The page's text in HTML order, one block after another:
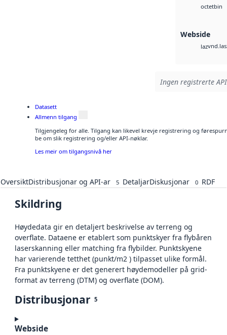
octetbin
Webside
laz
Ingen registrerte
Datasett
Allmenn tilgang
Tilgjengeleg for alle. Tilgang kan likevel krevje registrering og
be om slik registrering og/eller API-nøklar.
Les meir om tilgangsnivå her
OversiktDistribusjonar og API-ar 5 DetaljarDiskusjonar 0 RDF
Skildring
Høydedata gir en detaljert beskrivelse av terreng og
overflate. Dataene er etablert som punktskyer fra flybåren
laserskanning eller matching fra flybilder. Punktskyene
har varierende tetthet (punkt/m2 ) tilpasset ulike formål.
Fra punktskyene er det generert høydemodeller på grid-
format av terreng (DTM) og overflate (DOM).
Distribusjonar 5
Webside